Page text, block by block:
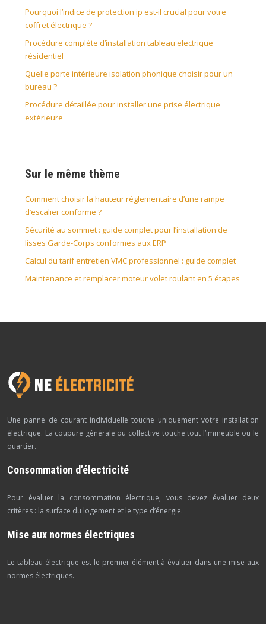
Pourquoi l’indice de protection ip est-il crucial pour votre
coffret électrique ?
Procédure complète d’installation tableau electrique
résidentiel
Quelle porte intérieure isolation phonique choisir pour un
bureau ?
Procédure détaillée pour installer une prise électrique
extérieure
Sur le même thème
Comment choisir la hauteur réglementaire d’une rampe
d’escalier conforme ?
Sécurité au sommet : guide complet pour l’installation de
lisses Garde-Corps conformes aux ERP
Calcul du tarif entretien VMC professionnel : guide complet
Maintenance et remplacer moteur volet roulant en 5 étapes
Une panne de courant individuelle touche uniquement votre installation
électrique. La coupure générale ou collective touche tout l’immeuble ou le
quartier.
Consommation d’électricité
Pour évaluer la consommation électrique, vous devez évaluer deux
critères : la surface du logement et le type d’énergie.
Mise aux normes électriques
Le tableau électrique est le premier élément à évaluer dans une mise aux
normes électriques.